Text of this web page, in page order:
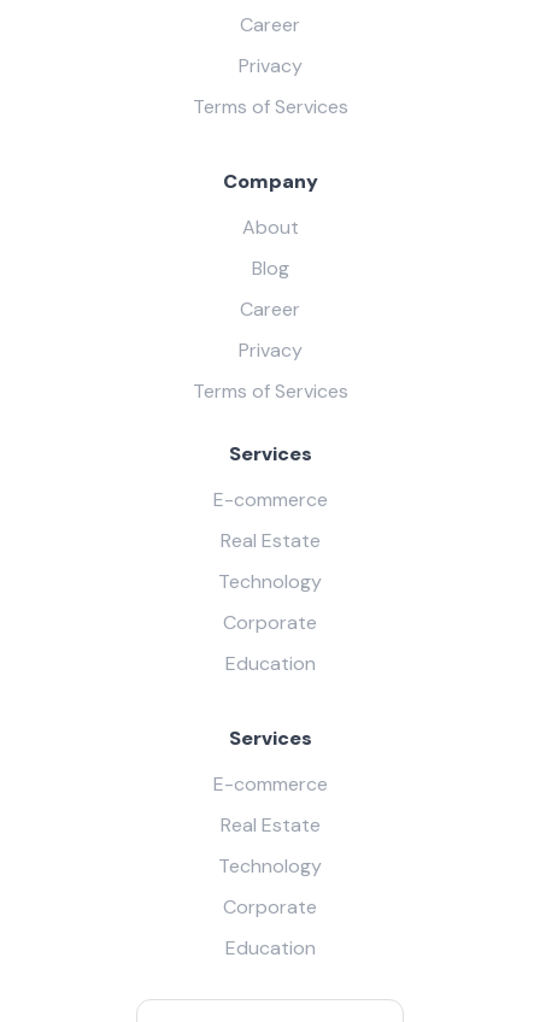
Career
Privacy
Terms of Services
Company
About
Blog
Career
Privacy
Terms of Services
Services
E-commerce
Real Estate
Technology
Corporate
Education
Services
E-commerce
Real Estate
Technology
Corporate
Education